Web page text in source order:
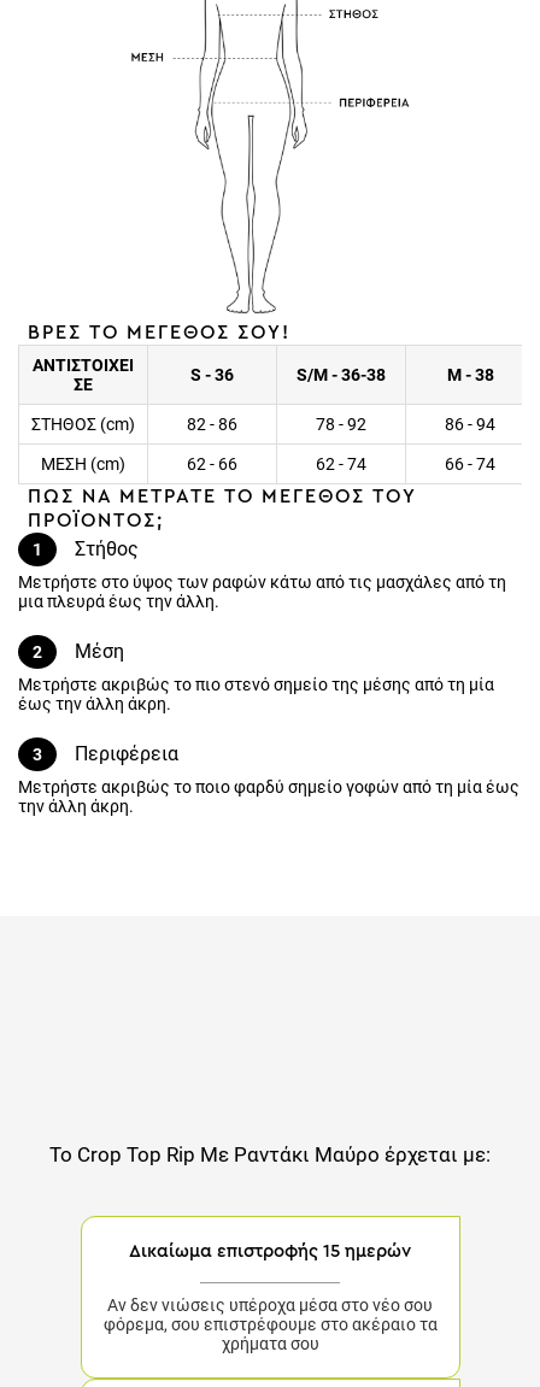
ΒΡΕΣ ΤΟ ΜΕΓΕΘΟΣ ΣΟΥ!
ΑΝΤΙΣΤΟΙΧΕΙ
ΣΕ
S - 36 S/M - 36-38 M - 38
ΣΤΗΘΟΣ (cm) 82 - 86 78 - 92 86 - 94
ΜΕΣΗ (cm) 62 - 66 62 - 74
66 - 74
ΠΩΣ ΝΑ ΜΕΤΡΑΤΕ ΤΟ ΜΕΓΕΘΟΣ ΤΟΥ
ΠΡΟΪΟΝΤΟΣ;
1
Στήθος
Μετρήστε στο ύψος των ραφών κάτω από τις μασχάλες από τη
μια πλευρά έως την άλλη.
2 Μέση
Μετρήστε ακριβώς το πιο στενό σημείο της μέσης από τη μία
έως την άλλη άκρη.
3 Περιφέρεια
Μετρήστε ακριβώς το ποιο φαρδύ σημείο γοφών από τη μία έως
την άλλη άκρη.
Το Crop Top Rip Mε Ραντάκι Μαύρο έρχεται με:
Δικαίωμα επιστροφής 15 ημερών
Αν δεν νιώσεις υπέροχα μέσα στο νέο σου
φόρεμα, σου επιστρέφουμε στο ακέραιο τα
χρήματα σου